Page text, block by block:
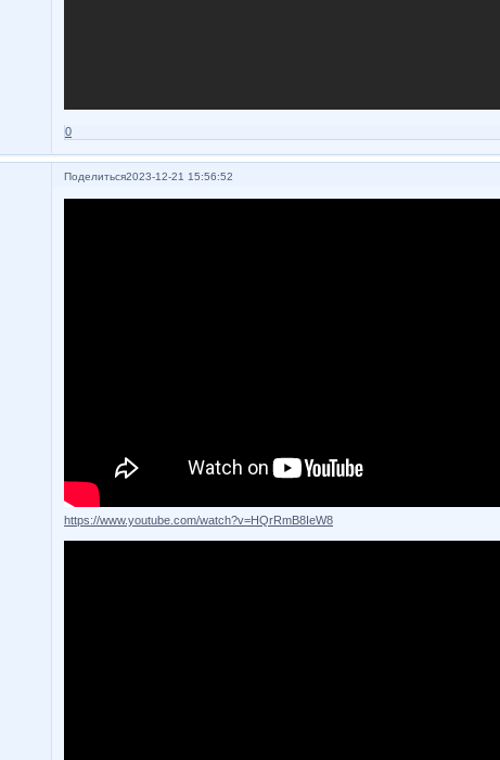
0
Поделиться2023-12-21 15:56:52
https://www.youtube.com/watch?v=HQrRmB8IeW8